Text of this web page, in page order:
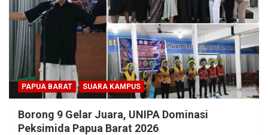
PAPUA BARAT SUARA KAMPUS
Borong 9 Gelar Juara, UNIPA Dominasi
Peksimida Papua Barat 2026